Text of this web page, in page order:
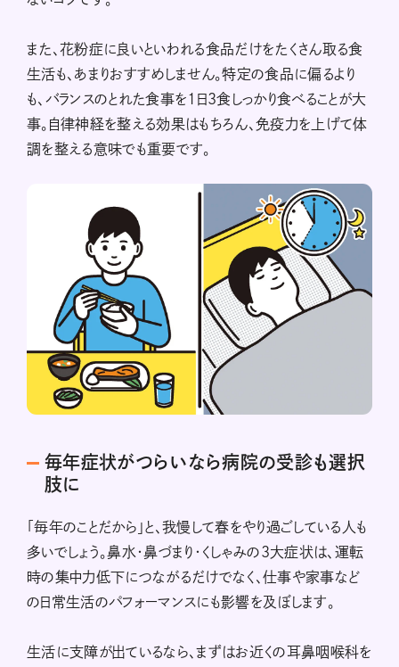
また、花粉症に良いといわれる食品だけをたくさん取る食
生活も、あまりおすすめしません。特定の食品に偏るより
も、バランスのとれた食事を1日3食しっかり食べることが大
事。自律神経を整える効果はもちろん、免疫力を上げて体
調を整える意味でも重要です。
毎年症状がつらいなら病院の受診も選択
肢に
「毎年のことだから」と、我慢して春をやり過ごしている人も
多いでしょう。鼻水・鼻づまり・くしゃみの3大症状は、運転
時の集中力低下につながるだけでなく、仕事や家事など
の日常生活のパフォーマンスにも影響を及ぼします。
生活に支障が出ているなら、まずはお近くの耳鼻咽喉科を